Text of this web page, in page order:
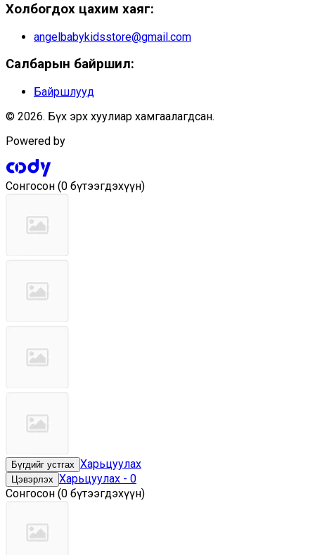
Холбогдох цахим хаяг:
angelbabykidsstore@gmail.com
Салбарын байршил:
Байршлууд
© 2026. Бүх эрх хуулиар хамгаалагдсан.
Powered by
Сонгосон (0 бүтээгдэхүүн)
Бүгдийг устгах Харьцуулах
Цэвэрлэх Харьцуулах - 0
Сонгосон (0 бүтээгдэхүүн)